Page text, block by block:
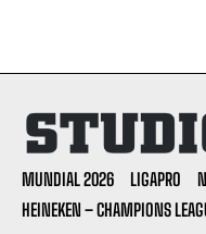
MUNDIAL 2026 LIGAPRO
HEINEKEN – CHAMPIONS